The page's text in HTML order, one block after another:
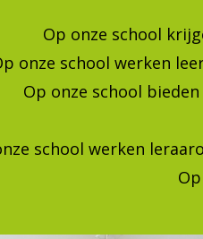
Op onze school
onze school werken
Op onze school
school werken